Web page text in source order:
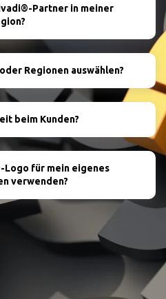
Partner in meiner
Regionen auswählen?
beim Kunden?
Logo für mein eigenes
verwenden?